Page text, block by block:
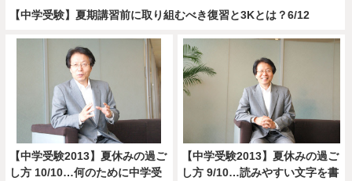
【中学受験】夏期講習前に取り組むべき復習と3Kとは？6/12
【中学受験2013】夏休みの過ご
し方 10/10…何のために中学受
【中学受験2013】夏休みの過ご
し方 9/10…読みやすい文字を書